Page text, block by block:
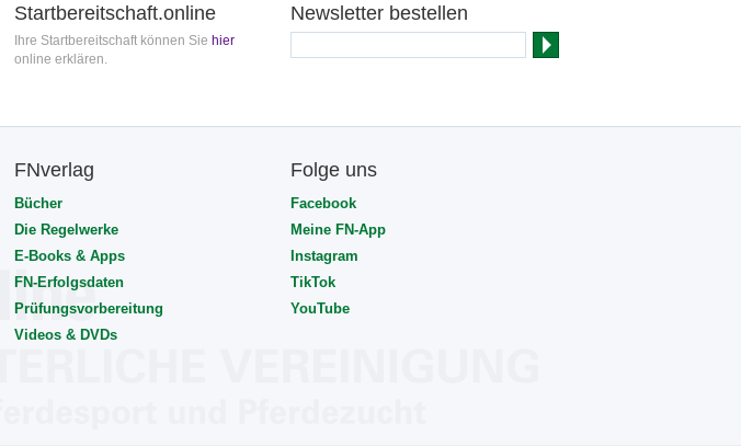
Startbereitschaft.online
Ihre Startbereitschaft können Sie hier
online erklären.
Newsletter bestellen
FNverlag
Bücher
Die Regelwerke
E-Books & Apps
FN-Erfolgsdaten
Prüfungsvorbereitung
Videos & DVDs
Folge uns
Facebook
Meine FN-App
Instagram
TikTok
YouTube